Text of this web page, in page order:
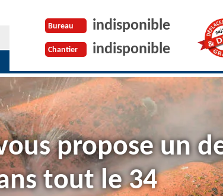
Bureau indisponible
Chantier indisponible
propose un
tout le 34